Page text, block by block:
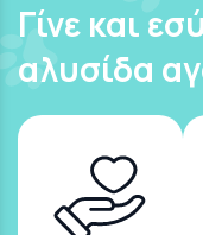
Γίνε και
αλυσίδα